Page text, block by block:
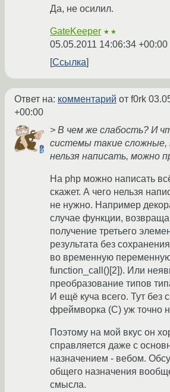
Да, не осилил.
GateKeeper ★★
05.05.2011 14:06:34 +00:00
Ссылка
Ответ на: комментарий от f0rk
+00:00
> В чем же слабость? И
системы такие сложные,
нельзя написать, можно
На php можно написать
скажет. А чего нельзя
не нужно. Например
случае функции,
получение третьего
результата без
во временную переменную
function_call()[2]). Или
преобразование типов
И ещё куча всего. Тут без
фреймворка (С) уж точно
Поэтому на мой вкус он
справляется даже с
назначением - вебом.
общего назначения
смысла.